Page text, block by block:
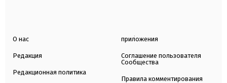
О нас
Редакция
Редакционная политика
приложения
Соглашение пользователя
Сообщества
Правила комментирования